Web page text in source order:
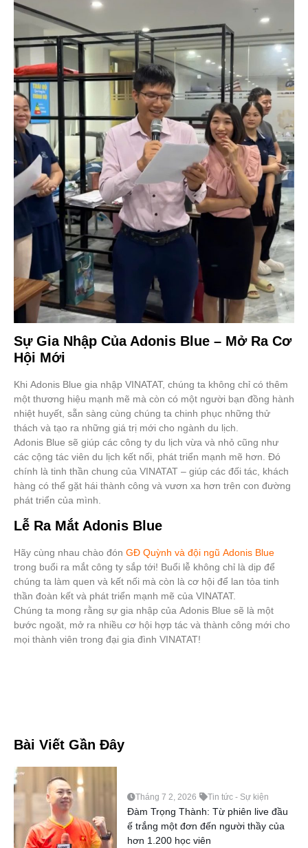
Sự Gia Nhập Của Adonis Blue – Mở Ra Cơ
Hội Mới
Khi Adonis Blue gia nhập VINATAT, chúng ta không chỉ có thêm
một thương hiệu mạnh mẽ mà còn có một người bạn đồng hành
nhiệt huyết, sẵn sàng cùng chúng ta chinh phục những thử
thách và tạo ra những giá trị mới cho ngành du lịch.
Adonis Blue sẽ giúp các công ty du lịch vừa và nhỏ cũng như
các cộng tác viên du lịch kết nối, phát triển mạnh mẽ hơn. Đó
chính là tinh thần chung của VINATAT – giúp các đối tác, khách
hàng có thể gặt hái thành công và vươn xa hơn trên con đường
phát triển của mình.
Lễ Ra Mắt Adonis Blue
Hãy cùng nhau chào đón GĐ Quỳnh và đội ngũ Adonis Blue
trong buổi ra mắt công ty sắp tới! Buổi lễ không chỉ là dịp để
chúng ta làm quen và kết nối mà còn là cơ hội để lan tỏa tinh
thần đoàn kết và phát triển mạnh mẽ của VINATAT.
Chúng ta mong rằng sự gia nhập của Adonis Blue sẽ là một
bước ngoặt, mở ra nhiều cơ hội hợp tác và thành công mới cho
mọi thành viên trong đại gia đình VINATAT!
Bài Viết Gần Đây
Tháng 7 2, 2026 Tin tức - Sự kiện
Đàm Trọng Thành: Từ phiên live đầu
ế trắng một đơn đến người thầy của
hơn 1.200 học viên